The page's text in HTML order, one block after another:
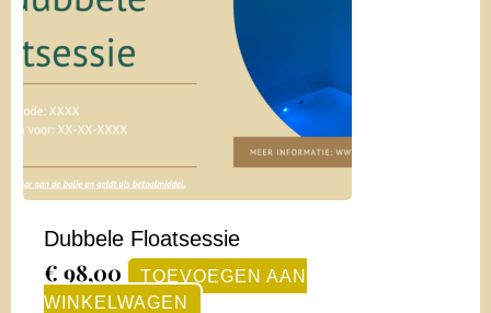
Dubbele Floatsessie
€ 98,00
TOEVOEGEN AAN
WINKELWAGEN